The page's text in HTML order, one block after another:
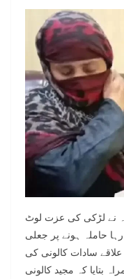
نے لڑکی کی عزت لوٹ
رہا حاملہ ہونے پر جعلی
علاقے سادات کالونی کی
بتایا کہ مجید کالونی